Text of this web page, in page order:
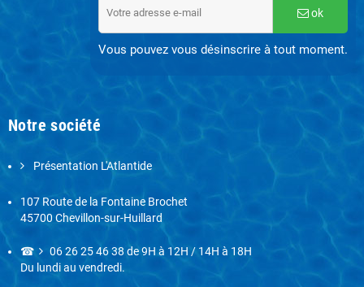
ok
Vous pouvez vous désinscrire à tout moment.
Notre société
Présentation L'Atlantide
107 Route de la Fontaine Brochet
45700 Chevillon-sur-Huillard
☎ 06 26 25 46 38 de 9H à 12H / 14H à 18H
Du lundi au vendredi.